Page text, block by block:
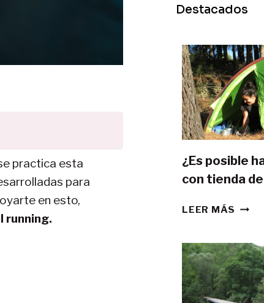
practica esta
para
en esto,
running.
Destacados
¿Es posible
con tienda
LEER MÁS ¿ES
LA
GR11
CON